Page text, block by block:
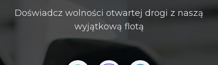
Doświadcz wolności otwartej drogi z naszą
wyjątkową flotą